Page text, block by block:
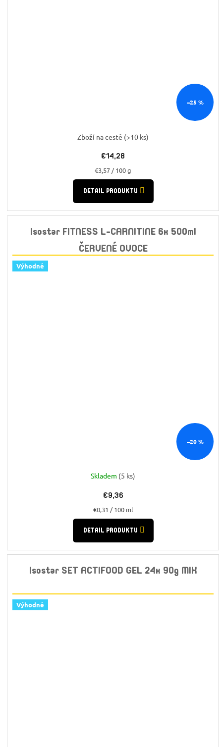
–25 %
Zboží na cestě (>10 ks)
€14,28
Jednotková
cena:
€3,57 / 100 g
DETAIL PRODUKTU
Isostar FITNESS L-CARNITINE 6x 500ml
ČERVENÉ OVOCE
Výhodné
–20 %
Skladem (5 ks)
€9,36
Jednotková
cena:
€0,31 / 100 ml
DETAIL PRODUKTU
Isostar SET ACTIFOOD GEL 24x 90g MIX
Výhodné